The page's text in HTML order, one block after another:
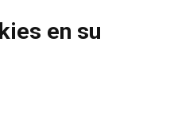
en su